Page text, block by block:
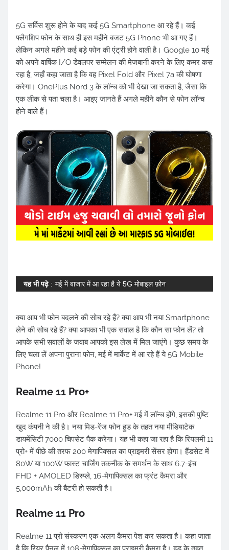
5G सर्विस शुरू होने के बाद कई 5G Smartphone आ रहे हैं। कई
फ्लैगशिप फोन के साथ ही इस महीने बजट 5G Phone भी आ गए हैं।
लेकिन अगले महीने कई बड़े फोन की एंट्री होने वाली है। Google 10 मई
को अपने वार्षिक I/O डेवलपर सम्मेलन की मेजबानी करने के लिए कमर कस
रहा है, जहाँ कहा जाता है कि वह Pixel Fold और Pixel 7a की घोषणा
करेगा। OnePlus Nord 3 के लॉन्च को भी देखा जा सकता है, जैसा कि
एक लीक से पता चला है। आइए जानते हैं अगले महीने कौन से फोन लॉन्च
होने वाले हैं।
यह भी पढ़े: मई में बाजार में आ रहा है ये 5G मोबाइल फ़ोन
क्या आप भी फोन बदलने की सोच रहे हैं? क्या आप भी नया Smartphone
लेने की सोच रहे हैं? क्या आपका भी एक सवाल है कि कौन सा फोन लें? तो
आपके सभी सवालों के जवाब आपको इस लेख में मिल जाएंगे। कुछ समय के
लिए चला लें अपना पुराना फोन, मई में मार्केट में आ रहे हैं ये 5G Mobile
Phone!
Realme 11 Pro+
Realme 11 Pro और Realme 11 Pro+ मई में लॉन्च होंगे, इसकी पुष्टि
खुद कंपनी ने की है। नया मिड-रेंज फोन हुड के तहत नया मीडियाटेक
डायमेंसिटी 7000 चिपसेट पैक करेगा। यह भी कहा जा रहा है कि रियलमी 11
प्रो+ में पीछे की तरफ 200 मेगापिक्सल का प्राइमरी सेंसर होगा। हैंडसेट में
80W या 100W फास्ट चार्जिंग तकनीक के समर्थन के साथ 6.7-इंच
FHD + AMOLED डिस्प्ले, 16-मेगापिक्सल का फ्रंट कैमरा और
5,000mAh की बैटरी हो सकती है।
Realme 11 Pro
Realme 11 प्रो संस्करण एक अलग कैमरा पेश कर सकता है। कहा जाता